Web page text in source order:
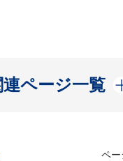
連ページ一覧
開く
ペ